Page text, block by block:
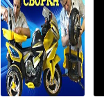
ВОДИТЕЛИ
МОТОЦИКЛА И
ГРУЗОВОГО
АВТОМОБИЛЯ